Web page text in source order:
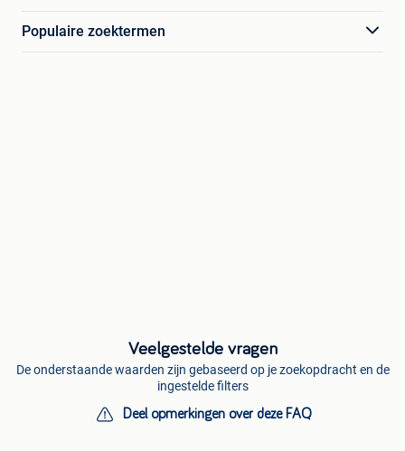
Populaire zoektermen
Veelgestelde vragen
De onderstaande waarden zijn gebaseerd op je zoekopdracht en de
ingestelde filters
Deel opmerkingen over deze FAQ